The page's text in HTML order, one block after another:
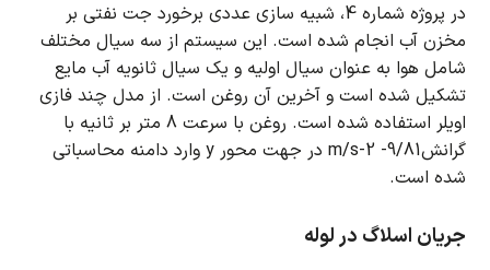
در پروژه شماره 4، شبیه سازی عددی برخورد جت نفتی بر
مخزن آب انجام شده است. این سیستم از سه سیال مختلف
شامل هوا به عنوان سیال اولیه و یک سیال ثانویه آب مایع
تشکیل شده است و آخرین آن روغن است. از مدل چند فازی
اویلر استفاده شده است.
روغن با سرعت 8 متر بر ثانیه با
گرانش9/81- m/s-2 در جهت محور y وارد دامنه محاسباتی
شده است.
جریان اسلاگ در لوله